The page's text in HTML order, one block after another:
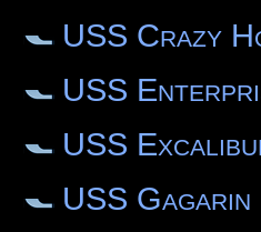
USS Crazy
USS
USS
USS